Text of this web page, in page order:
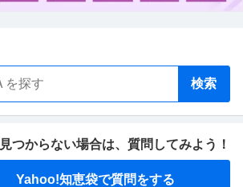
検索
つからない場合は、 質問してみよう！
Yahoo!知恵袋で質問をする